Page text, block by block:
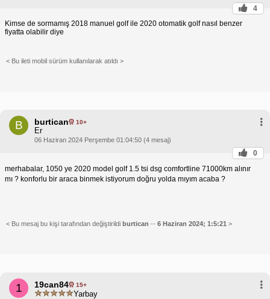
4
Kimse de sormamış 2018 manuel golf ile 2020 otomatik golf nasıl benzer
fiyatta olabilir diye
< Bu ileti mobil sürüm kullanılarak atıldı >
B burtican 10+
Er
06 Haziran 2024 Perşembe 01:04:50 (4 mesaj)
0
merhabalar, 1050 ye 2020 model golf 1.5 tsi dsg comfortline 71000km alınır
mı ? konforlu bir araca binmek istiyorum doğru yolda mıyım acaba ?
< Bu mesaj bu kişi tarafından değiştirildi burtican -- 6 Haziran 2024; 1:5:21 >
1 19can84 15+
Yarbay